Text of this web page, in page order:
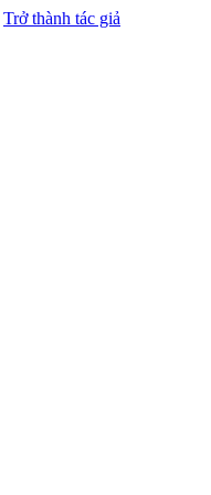
Trở thành tác giả